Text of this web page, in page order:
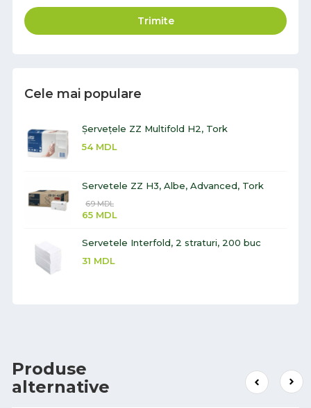
Trimite
Cele mai populare
Șervețele ZZ Multifold H2, Tork
54 MDL
Servetele ZZ H3, Albe, Advanced, Tork
69MDL
65 MDL
Servetele Interfold, 2 straturi, 200 buc
31 MDL
Produse
alternative